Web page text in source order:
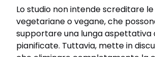
Lo studio non intende screditare
vegetariane o vegane, che
supportare una lunga aspettativa
pianificate. Tuttavia, mette in